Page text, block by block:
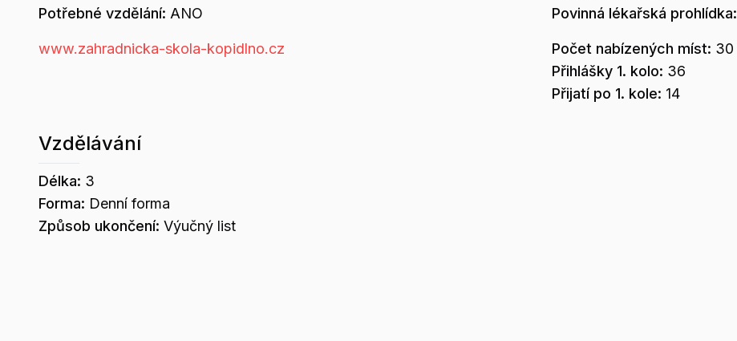
Potřebné vzdělání: ANO
www.zahradnicka-skola-kopidlno.cz
Povinná lékařská prohlídka:
Počet nabízených míst: 30
Přihlášky 1. kolo: 36
Přijatí po 1. kole: 14
Vzdělávání
Délka: 3
Forma: Denní forma
Způsob ukončení: Výučný list